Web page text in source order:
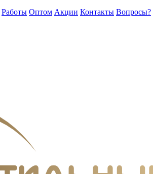
Работы Оптом Акции Контакты Вопросы?